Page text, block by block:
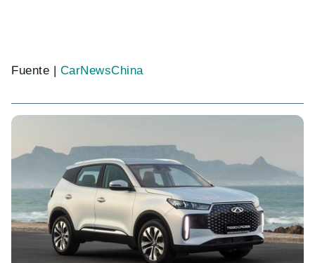
Fuente | CarNewsChina